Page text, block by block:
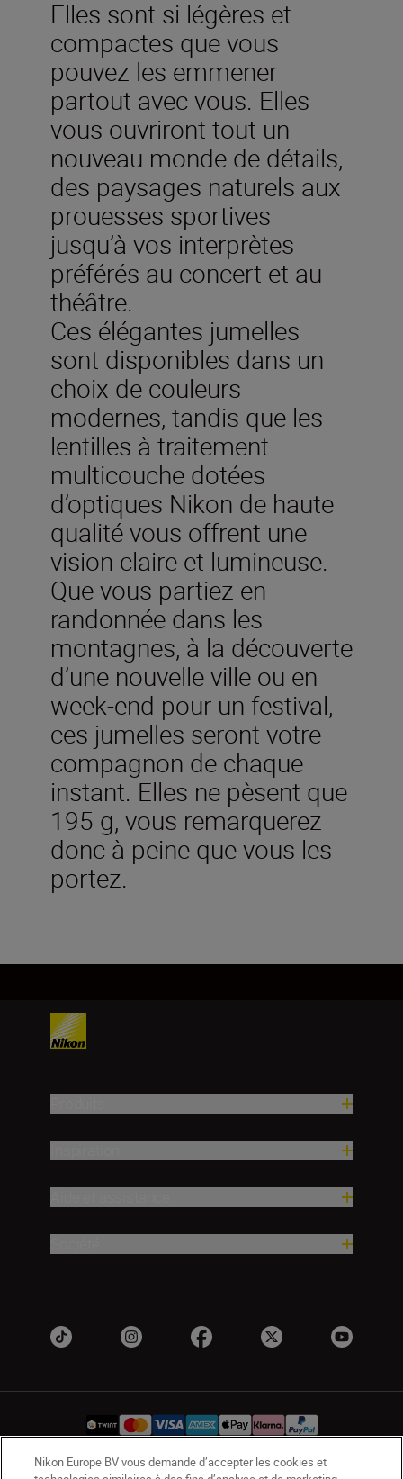
Elles sont si légères et
compactes que vous
pouvez les emmener
partout avec vous. Elles
vous ouvriront tout un
nouveau monde de détails,
des paysages naturels aux
prouesses sportives
jusqu’à vos interprètes
préférés au concert et au
théâtre.
Ces élégantes jumelles
sont disponibles dans un
choix de couleurs
modernes, tandis que les
lentilles à traitement
multicouche dotées
d’optiques Nikon de haute
qualité vous offrent une
vision claire et lumineuse.
Que vous partiez en
randonnée dans les
montagnes, à la découverte
d’une nouvelle ville ou en
week-end pour un festival,
ces jumelles seront votre
compagnon de chaque
instant. Elles ne pèsent que
195 g, vous remarquerez
donc à peine que vous les
portez.
Nikon Europe BV vous demande d’accepter les cookies et